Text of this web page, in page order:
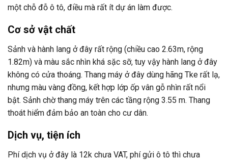
một chỗ đỗ ô tô, điều mà rất ít dự án làm được.
Cơ sở vật chất
Sảnh và hành lang ở đây rất rộng (chiều cao 2.63m, rộng
1.82m) và màu sắc nhìn khá sặc sỡ, tuy vậy hành lang ở đây
không có cửa thoáng. Thang máy ở đây dùng hãng Tke rất lạ,
nhưng màu vàng đồng, kết hợp lớp ốp vân gỗ nhìn rất nổi
bật. Sảnh chờ thang máy trên các tầng rộng 3.55 m. Thang
thoát hiểm đảm bảo an toàn cho cư dân.
Dịch vụ, tiện ích
Phí dịch vụ ở đây là 12k chưa VAT, phí gửi ô tô thì chưa